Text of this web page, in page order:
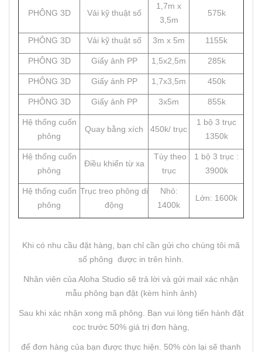
PHÔNG 3D Vải kỹ thuật số
1,7m x
3,5m
575k
PHÔNG 3D Vải kỹ thuật số 3m x 5m 1155k
PHÔNG 3D Giấy ảnh PP 1,5x2,5m 285k
PHÔNG 3D Giấy ảnh PP 1,7x3,5m 450k
PHÔNG 3D Giấy ảnh PP 3x5m 855k
Hệ thống cuốn
phông
Quay bằng xích 450k/ trục
1 bộ 3 trục
1350k
Hệ thống cuốn
phông
Điều khiển từ xa
Tùy theo
trục
1 bộ 3 trục :
3900k
Hệ thống cuốn
phông
Trục treo phông di
động
Nhỏ:
1400k
Lớn: 1600k
Khi có nhu cầu đặt hàng, bạn chỉ cần gửi cho chúng tôi mã
số phông được in trên hình.
Nhân viên của Aloha Studio sẽ trả lời và gửi mail xác nhận
mẫu phông bạn đặt (kèm hình ảnh)
Sau khi xác nhận xong mã phông. Bạn vui lòng tiến hành đặt
cọc trước 50% giá trị đơn hàng,
để đơn hàng của bạn được thực hiện. 50% còn lại sẽ thanh